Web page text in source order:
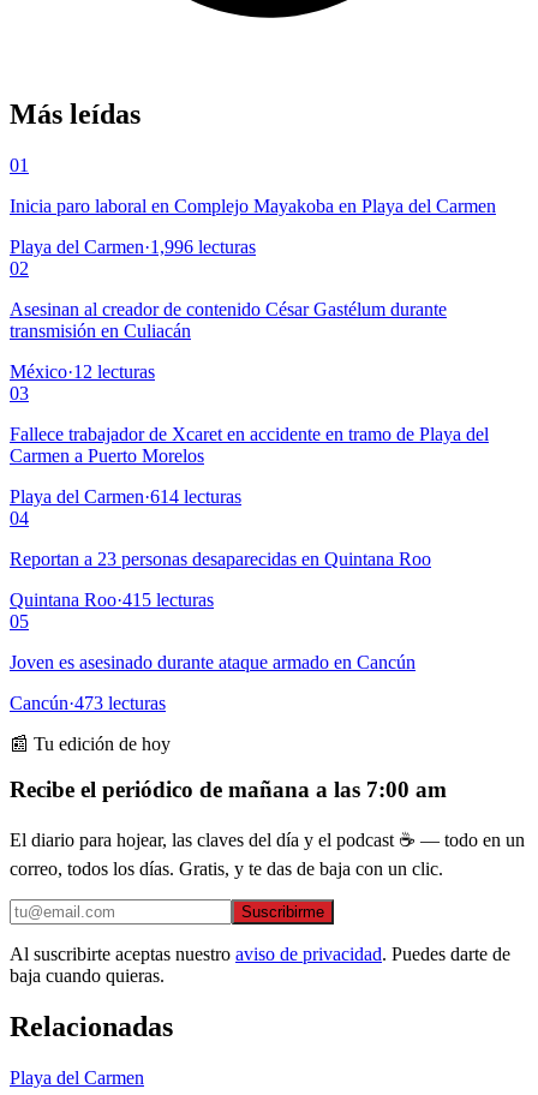
Más leídas
01
Inicia paro laboral en Complejo Mayakoba en Playa del Carmen
Playa del Carmen·1,996 lecturas
02
Asesinan al creador de contenido César Gastélum durante
transmisión en Culiacán
México·12 lecturas
03
Fallece trabajador de Xcaret en accidente en tramo de Playa del
Carmen a Puerto Morelos
Playa del Carmen·614 lecturas
04
Reportan a 23 personas desaparecidas en Quintana Roo
Quintana Roo·415 lecturas
05
Joven es asesinado durante ataque armado en Cancún
Cancún·473 lecturas
📰 Tu edición de hoy
Recibe el periódico de mañana a las 7:00 am
El diario para hojear, las claves del día y el podcast ☕ — todo en un
correo, todos los días. Gratis, y te das de baja con un clic.
Suscribirme
Al suscribirte aceptas nuestro aviso de privacidad. Puedes darte de
baja cuando quieras.
Relacionadas
Playa del Carmen